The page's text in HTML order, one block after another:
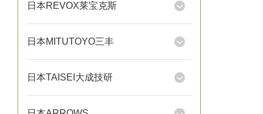
日本REVOX莱宝克斯
日本MITUTOYO三丰
日本TAISEI大成技研